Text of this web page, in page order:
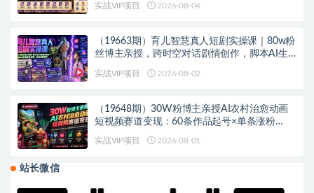
实战VIP项目 2026-08-04
（19663期）育儿智慧真人短剧实操课｜80w粉
丝博主亲授，跨时空对话剧情创作，脚本AI生
实战VIP项目 2026-08-02
（19648期）30W粉博主亲授AI农村治愈动画
短视频赛道变现：60条作品起号×单条涨粉
400+
实战VIP项目 2026-08-01
站长微信